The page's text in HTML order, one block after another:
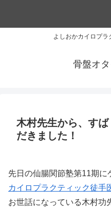
よしおかカイロプ
骨盤オ
木村先生から、す
だきました！
先日の仙腸関節塾第11期に
カイロプラクティック徒手
お世話になっている木村功